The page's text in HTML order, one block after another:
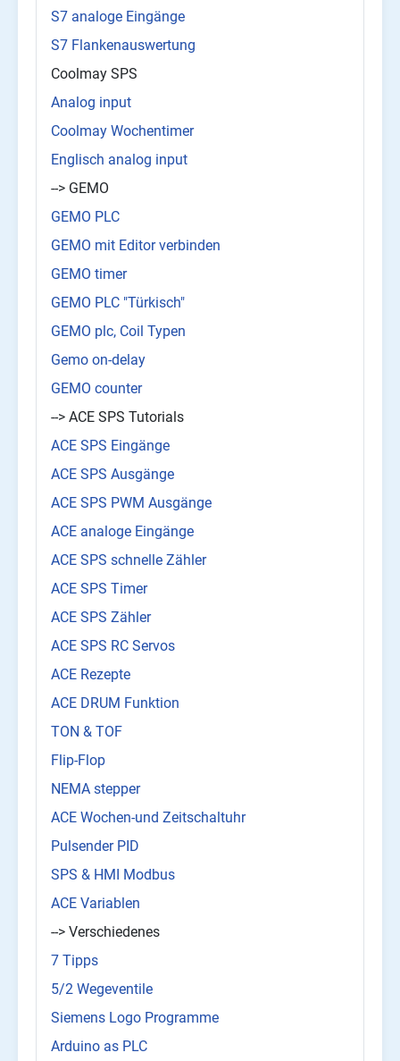
S7 analoge Eingänge
S7 Flankenauswertung
Coolmay SPS
Analog input
Coolmay Wochentimer
Englisch analog input
--> GEMO
GEMO PLC
GEMO mit Editor verbinden
GEMO timer
GEMO PLC "Türkisch"
GEMO plc, Coil Typen
Gemo on-delay
GEMO counter
--> ACE SPS Tutorials
ACE SPS Eingänge
ACE SPS Ausgänge
ACE SPS PWM Ausgänge
ACE analoge Eingänge
ACE SPS schnelle Zähler
ACE SPS Timer
ACE SPS Zähler
ACE SPS RC Servos
ACE Rezepte
ACE DRUM Funktion
TON & TOF
Flip-Flop
NEMA stepper
ACE Wochen-und Zeitschaltuhr
Pulsender PID
SPS & HMI Modbus
ACE Variablen
--> Verschiedenes
7 Tipps
5/2 Wegeventile
Siemens Logo Programme
Arduino as PLC